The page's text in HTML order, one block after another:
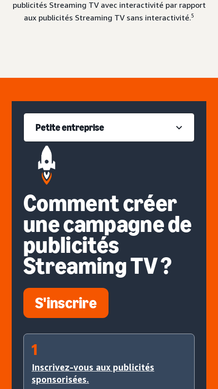
publicités Streaming TV avec interactivité par rapport
aux publicités Streaming TV sans interactivité.5
Petite entreprise
Comment créer
une campagne de
publicités
Streaming TV ?
S'inscrire
1
Inscrivez-vous aux publicités
sponsorisées.